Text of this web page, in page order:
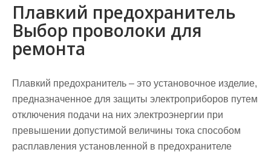
Плавкий предохранитель
Выбор проволоки для
ремонта
Плавкий предохранитель – это установочное изделие,
предназначенное для защиты электроприборов путем
отключения подачи на них электроэнергии при
превышении допустимой величины тока способом
расплавления установленной в предохранителе